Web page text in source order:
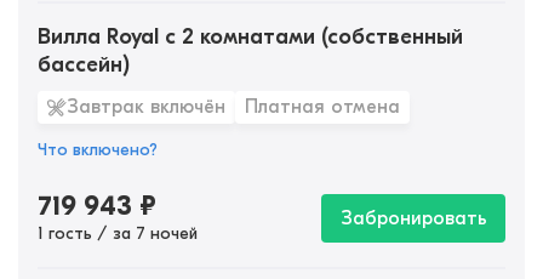
Вилла Royal с 2 комнатами (собственный
бассейн)
Завтрак включён Платная отмена
Что включено?
719 943 ₽
1 гость / за 7 ночей
Забронировать